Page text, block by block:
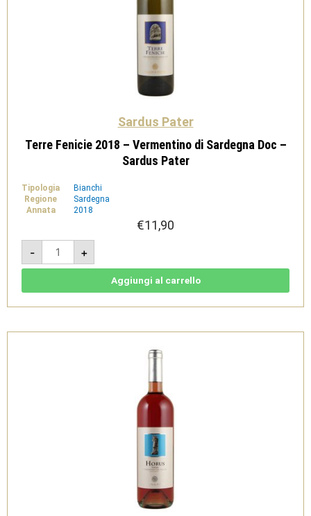
Sardus Pater
Terre Fenicie 2018 – Vermentino di Sardegna Doc –
Sardus Pater
Tipologia
Bianchi
Regione
Sardegna
Annata
2018
€11,90
-
Terre
Fenicie
2018
-
Doc
Pater
+
Aggiungi al carrello